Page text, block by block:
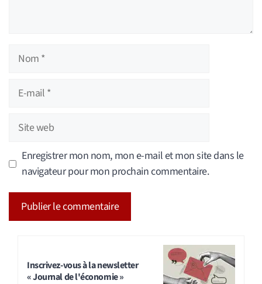
Nom
Site
web
Enregistrer mon nom, mon e-mail et mon site dans le
navigateur pour mon prochain commentaire.
Inscrivez-vous à la newsletter
« Journal de l'économie »